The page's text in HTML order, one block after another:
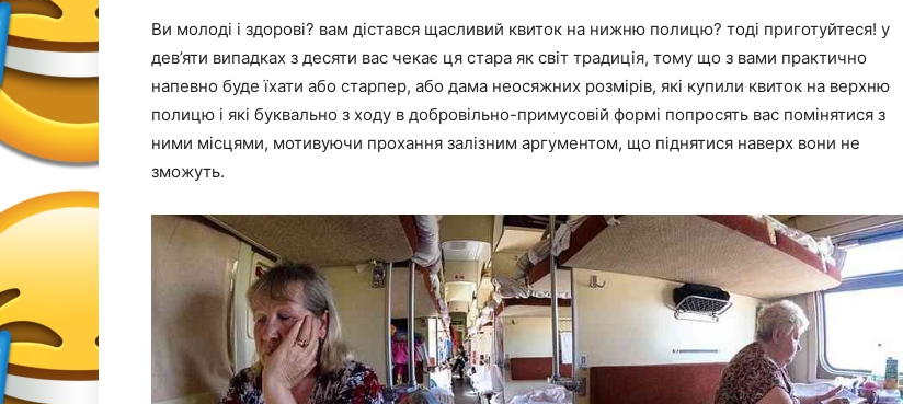
Ви молоді і здорові? вам дістався щасливий квиток на нижню полицю? тоді приготуйтеся! у
дев’яти випадках з десяти вас чекає ця стара як світ традиція, тому що з вами практично
напевно буде їхати або старпер, або дама неосяжних розмірів, які купили квиток на верхню
полицю і які буквально з ходу в добровільно-примусовій формі попросять вас помінятися з
ними місцями, мотивуючи прохання залізним аргументом, що піднятися наверх вони не
зможуть.